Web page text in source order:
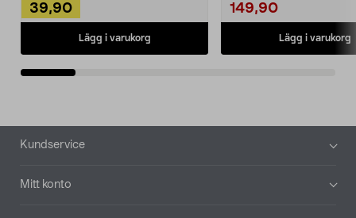
39,90
Lägg i varukorg
149,90
Lägg i varukorg
Sidfot
Kundservice
Mitt konto